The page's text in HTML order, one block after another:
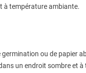
à température ambiante.
ou de papier
un endroit sombre et